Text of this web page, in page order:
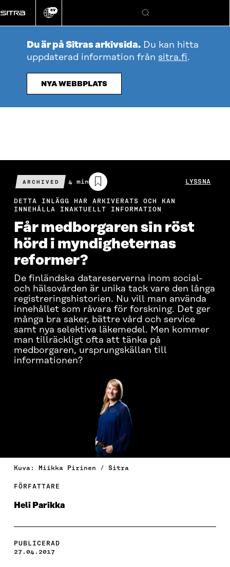
direkt
till
Ändra
språk
SV
Sök
Du är på Sitras arkivsida. Du kan hitta
uppdaterad information från sitra.fi.
NYA WEBBPLATS
ARCHIVED
Beräknad
läsningstid
4 min LYSSNA
DETTA INLÄGG HAR ARKIVERATS OCH KAN
INNEHÅLLA INAKTUELLT INFORMATION
Får medborgaren sin röst
hörd i myndigheternas
reformer?
De finländska datareserverna inom social-
och hälsovården är unika tack vare den långa
registreringshistorien. Nu vill man använda
innehållet som råvara för forskning. Det ger
många bra saker, bättre vård och service
samt nya selektiva läkemedel. Men kommer
man tillräckligt ofta att tänka på
medborgaren, ursprungskällan till
informationen?
Kuva: Miikka Pirinen / Sitra
FÖRFATTARE
Heli Parikka
PUBLICERAD
27.04.2017